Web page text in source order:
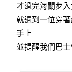
才過完海關步
就遇到一位穿
手上
並提醒我們巴士